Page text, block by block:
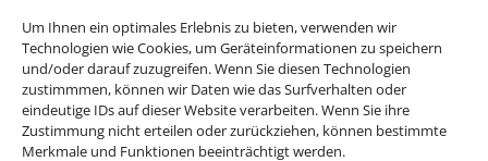
Um Ihnen ein optimales Erlebnis zu bieten, verwenden wir
Technologien wie Cookies, um Geräteinformationen zu speichern
und/oder darauf zuzugreifen. Wenn Sie diesen Technologien
zustimmmen, können wir Daten wie das Surfverhalten oder
eindeutige IDs auf dieser Website verarbeiten. Wenn Sie ihre
Zustimmung nicht erteilen oder zurückziehen, können bestimmte
Merkmale und Funktionen beeinträchtigt werden.
ab398 €